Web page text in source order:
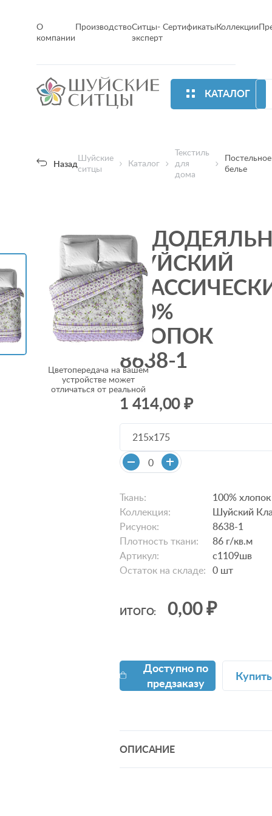
О
компании
ПроизводствоСитцы-
эксперт
СертификатыКоллекции
КАТАЛОГ
НазадШуйские
ситцы
Каталог
Текстиль
для
дома
Постельное
белье
Цветопередача на вашем
устройстве может
отличаться от реальной
ШУЙСКИЙ
100%
ХЛОПОК
8638-1
1 414,00 ₽
215х175
Ткань:
100% хлопок
Коллекция:
Шуйский
Рисунок:
8638-1
Плотность ткани:
86 г/кв.м
Артикул:
с1109шв
Остаток на складе: 0 шт
ИТОГО: 0,00 ₽
Доступно по
предзаказу
ОПИСАНИЕ